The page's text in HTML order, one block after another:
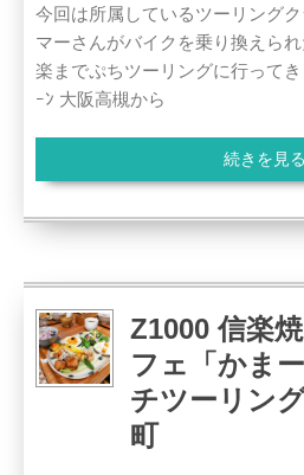
今回は所属しているツーリング
マーさんがバイクを乗り換えら
楽までぷちツーリングに行ってき
ｰﾝ 大阪高槻から
続きを見る
Z1000 信楽
フェ「かま
チツーリン
町